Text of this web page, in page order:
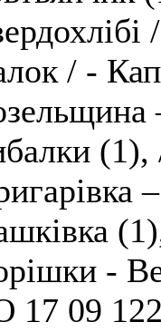
/ -
(1),
(1)
-
17 09